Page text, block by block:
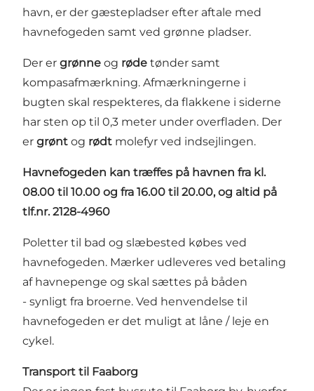
havn, er der gæstepladser efter aftale med
havnefogeden samt ved grønne pladser.
Der er grønne og røde tønder samt
kompasafmærkning. Afmærkningerne i
bugten skal respekteres, da flakkene i siderne
har sten op til 0,3 meter under overfladen. Der
er grønt og rødt molefyr ved indsejlingen.
Havnefogeden kan træffes på havnen fra kl.
08.00 til 10.00 og fra 16.00 til 20.00, og altid på
tlf.nr. 2128-4960
Poletter til bad og slæbested købes ved
havnefogeden. Mærker udleveres ved betaling
af havnepenge og skal sættes på båden
- synligt fra broerne. Ved henvendelse til
havnefogeden er det muligt at låne / leje en
cykel.
Transport til Faaborg